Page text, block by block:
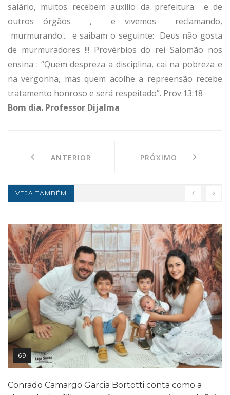
salário, muitos recebem auxílio da prefeitura e de
outros órgãos , e vivemos reclamando,
murmurando... e saibam o seguinte: Deus não gosta
de murmuradores !!! Provérbios do rei Salomão nos
ensina : “Quem despreza a disciplina, cai na pobreza e
na vergonha, mas quem acolhe a repreensão recebe
tratamento honroso e será respeitado”. Prov.13:18
Bom dia. Professor Dijalma
ANTERIOR PRÓXIMO
VEJA TAMBÉM
69
Conrado Camargo Garcia Bortotti conta como a